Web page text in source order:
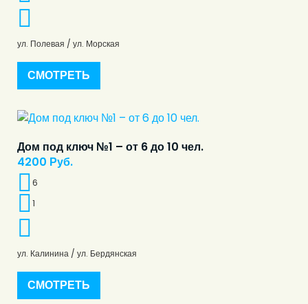
ул. Полевая / ул. Морская
СМОТРЕТЬ
Дом под ключ №1 – от 6 до 10 чел.
4200 Руб.
6
1
ул. Калинина / ул. Бердянская
СМОТРЕТЬ